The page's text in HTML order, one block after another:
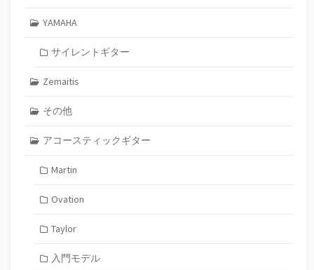
YAMAHA
サイレントギター
Zemaitis
その他
アコースティックギター
Martin
Ovation
Taylor
入門モデル